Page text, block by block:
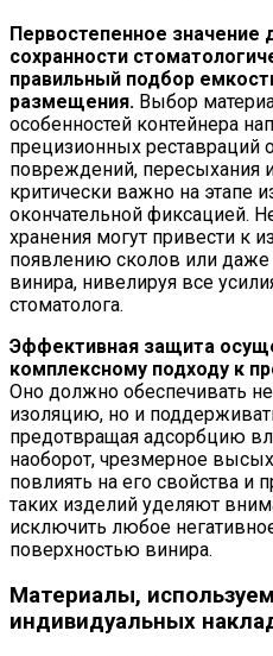
Первостепенное значение
сохранности
правильный подбор
размещения. Выбор
особенностей контейнера
прецизионных реставраций
повреждений, пересыхания
критически важно на этапе
окончательной фиксацией.
хранения могут привести к
появлению сколов или
винира, нивелируя все
стоматолога.
Эффективная защита
комплексному подходу к
Оно должно обеспечивать
изоляцию, но и
предотвращая адсорбцию
наоборот, чрезмерное
повлиять на его свойства и
таких изделий уделяют
исключить любое
поверхностью винира.
Материалы,
индивидуальных